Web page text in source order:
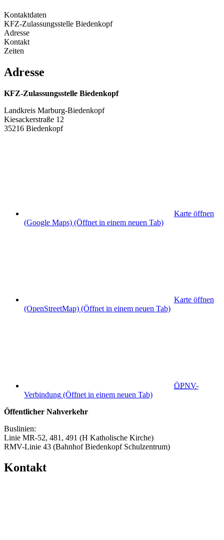
Kontaktdaten
KFZ-Zulassungsstelle Biedenkopf
Adresse
Kontakt
Zeiten
Adresse
KFZ-Zulassungsstelle Biedenkopf
Landkreis Marburg-Biedenkopf
Kiesackerstraße 12
35216 Biedenkopf
Karte öffnen
(Google Maps) (Öffnet in einem neuen Tab)
Karte öffnen
(OpenStreetMap) (Öffnet in einem neuen Tab)
ÖPNV-
Verbindung (Öffnet in einem neuen Tab)
Öffentlicher Nahverkehr
Buslinien:
Linie MR-52, 481, 491 (H Katholische Kirche)
RMV-Linie 43 (Bahnhof Biedenkopf Schulzentrum)
Kontakt